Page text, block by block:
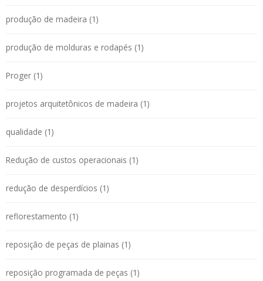
produção de madeira (1)
produção de molduras e rodapés (1)
Proger (1)
projetos arquitetônicos de madeira (1)
qualidade (1)
Redução de custos operacionais (1)
redução de desperdícios (1)
reflorestamento (1)
reposição de peças de plainas (1)
reposição programada de peças (1)